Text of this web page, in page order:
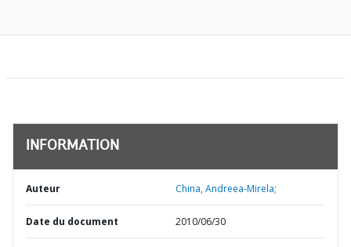
INFORMATION
Auteur China, Andreea-Mirela;
Date du document 2010/06/30